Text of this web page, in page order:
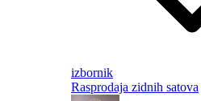
izbornik
Rasprodaja zidnih satova